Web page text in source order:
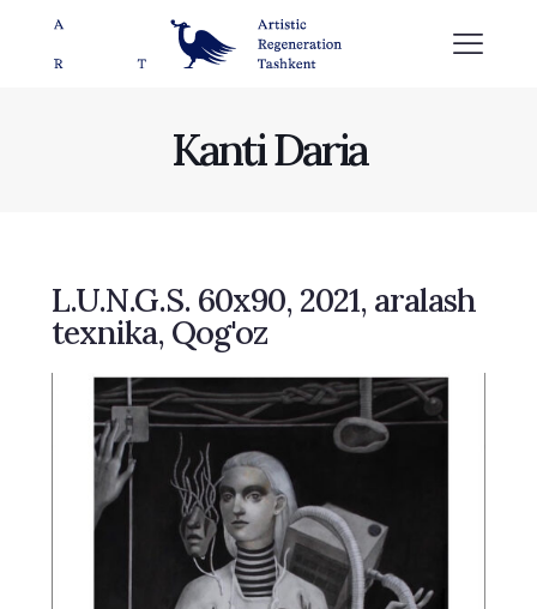
Kanti Daria
L.U.N.G.S. 60х90, 2021, aralash
texnika, Qog'oz